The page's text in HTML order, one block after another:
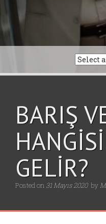
BARIŞ
GELİR?
Posted on 31 Mayıs 2020 by